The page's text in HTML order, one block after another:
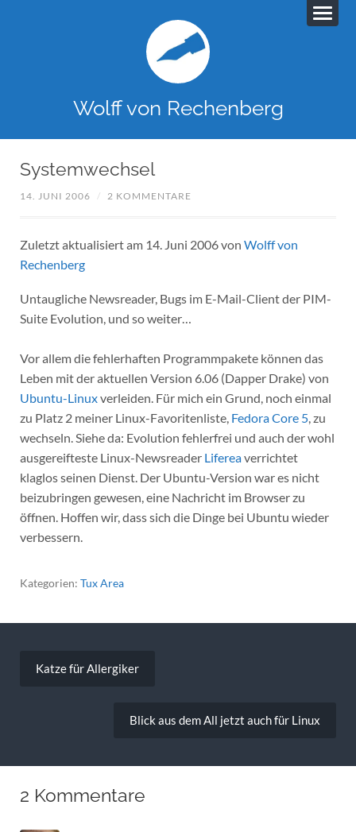
Wolff von Rechenberg
Systemwechsel
14. JUNI 2006 / 2 KOMMENTARE
Zuletzt aktualisiert am 14. Juni 2006 von Wolff von
Rechenberg
Untaugliche Newsreader, Bugs im E-Mail-Client der PIM-
Suite Evolution, und so weiter…
Vor allem die fehlerhaften Programmpakete können das
Leben mit der aktuellen Version 6.06 (Dapper Drake) von
Ubuntu-Linuxverleiden. Für mich ein Grund, noch einmal
zu Platz 2 meiner Linux-Favoritenliste, Fedora Core 5, zu
wechseln. Siehe da: Evolution fehlerfrei und auch der wohl
ausgereifteste Linux-Newsreader Lifereaverrichtet
klaglos seinen Dienst. Der Ubuntu-Version war es nicht
beizubringen gewesen, eine Nachricht im Browser zu
öffnen. Hoffen wir, dass sich die Dinge bei Ubuntu wieder
verbessern.
Kategorien: Tux Area
Katze für Allergiker
Blick aus dem All jetzt auch für Linux
2 Kommentare